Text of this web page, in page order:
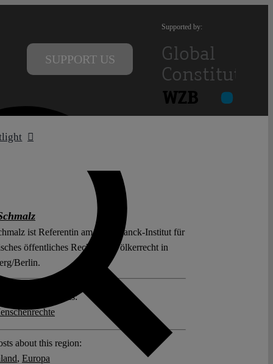
SUPPORT US
Supported by:
ist Referentin am Max-Planck-Institut für
öffentliches Recht und Völkerrecht in
Berlin.
related to this:
about this region:
, Europa